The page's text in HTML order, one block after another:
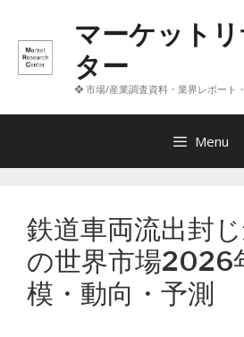
へ
マーケット
ター
❖ 市場/産業調査資料・業界レポート
Menu
鉄道車両流出封
の世界市場2026
模・動向・予測